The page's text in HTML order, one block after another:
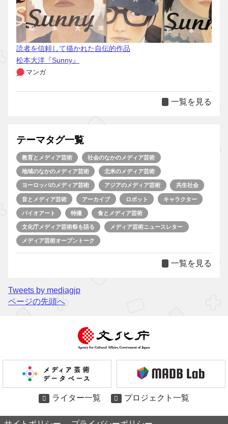
読者を信頼して描かれた自伝的作品
松本大洋『Sunny』
マンガ
一覧を見る
テーマタグ一覧
教育とメディア芸術 社会のなかのメディア芸術
地域のなかのメディア芸術 北米のメディア芸術
ヨーロッパのメディア芸術 アジアのメディア芸術 共生社会
音とメディア芸術 アーカイブ ロボット キャラクター
バイオアート 特撮 食とメディア芸術
文化庁メディア芸術祭を語る メディア芸術ニュースレター
メディア芸術オープントーク
一覧を見る
Tweets by mediagjp
ページの先頭へ
ライター一覧 プロジェクト一覧